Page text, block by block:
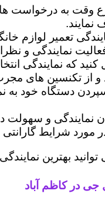
وقت به درخواست
تعمیر لوازم
نمایندگی و
که نمایندگی
از تکنسین های
دستگاه خود به
و سهولت
شرایط گارانتی
بهترین
جی در کاظم آباد